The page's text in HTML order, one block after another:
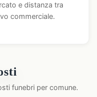
e distanza tra
commerciale.
funebri per comune.